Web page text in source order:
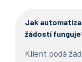
Jak
žádostí
Klient podá